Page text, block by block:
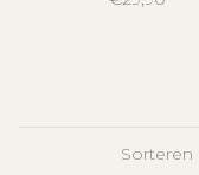
Sorteren